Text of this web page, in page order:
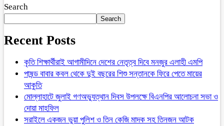
Search
Search
Recent Posts
কৃতি শিক্ষার্থীরাই আগামীদিনে দেশের নেতৃত্ব দিবে মনজুর এলাহী এমপি
পাষন্ড বাবার কবল থেকে দুই বছরের শিশু সন্তানকে ফিরে পেতে মায়ের
আকুতি
মোল্লাহাটে জুলাই গণঅভ্যুত্থান দিবস উপলক্ষে বিএনপির আলোচনা সভা ও
দোয়া মাহফিল
সরাইলে একজন ভুয়া পুলিশ ও তিন কেজি মাদক সহ তিনজন আটক